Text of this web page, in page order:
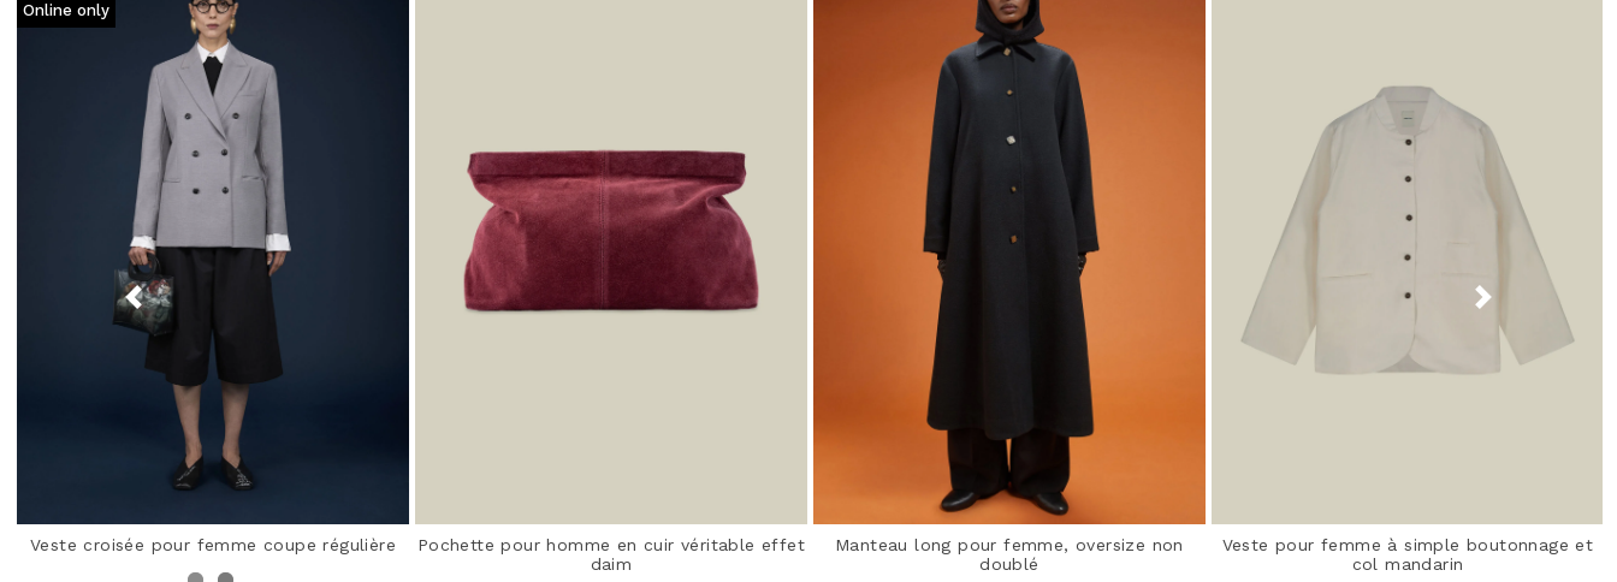
Online only
Veste croisée pour femme coupe régulière
Pochette pour homme en cuir véritable effet
daim
Manteau long pour femme, oversize non
doublé
Veste pour femme à simple boutonnage et
col mandarin